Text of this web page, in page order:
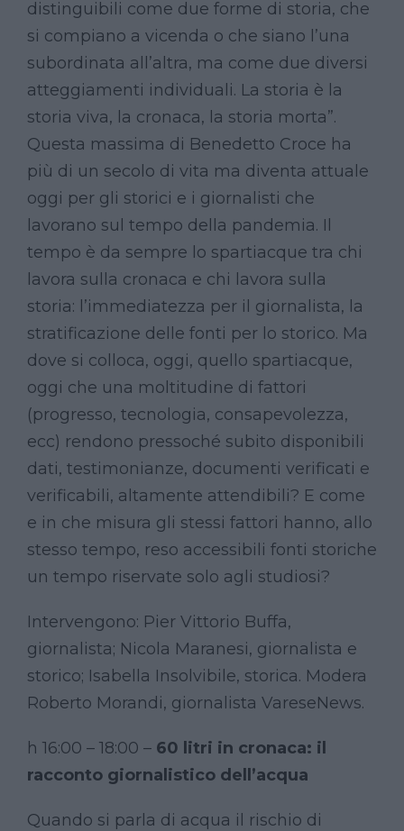
distinguibili come due forme di storia, che
si compiano a vicenda o che siano l’una
subordinata all’altra, ma come due diversi
atteggiamenti individuali. La storia è la
storia viva, la cronaca, la storia morta”.
Questa massima di Benedetto Croce ha
più di un secolo di vita ma diventa attuale
oggi per gli storici e i giornalisti che
lavorano sul tempo della pandemia. Il
tempo è da sempre lo spartiacque tra chi
lavora sulla cronaca e chi lavora sulla
storia: l’immediatezza per il giornalista, la
stratificazione delle fonti per lo storico. Ma
dove si colloca, oggi, quello spartiacque,
oggi che una moltitudine di fattori
(progresso, tecnologia, consapevolezza,
ecc) rendono pressoché subito disponibili
dati, testimonianze, documenti verificati e
verificabili, altamente attendibili? E come
e in che misura gli stessi fattori hanno, allo
stesso tempo, reso accessibili fonti storiche
un tempo riservate solo agli studiosi?
Intervengono: Pier Vittorio Buffa,
giornalista; Nicola Maranesi, giornalista e
storico; Isabella Insolvibile, storica. Modera
Roberto Morandi, giornalista VareseNews.
h 16:00 – 18:00 – 60 litri in cronaca: il
racconto giornalistico dell’acqua
Quando si parla di acqua il rischio di